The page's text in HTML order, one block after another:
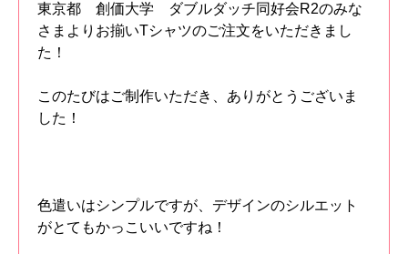
東京都 創価大学 ダブルダッチ同好会R2のみな
さまよりお揃いTシャツのご注文をいただきまし
た！
このたびはご制作いただき、ありがとうございま
した！
色遣いはシンプルですが、デザインのシルエット
がとてもかっこいいですね！